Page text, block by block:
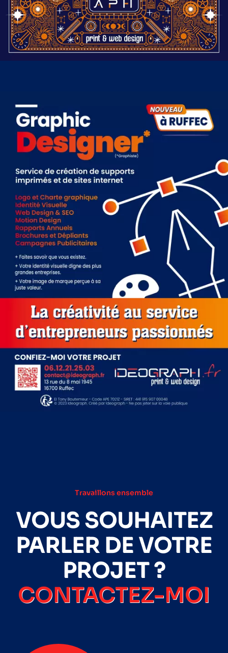
Travaillons ensemble
VOUS SOUHAITEZ
PARLER DE VOTRE
PROJET ?
CONTACTEZ-MOI